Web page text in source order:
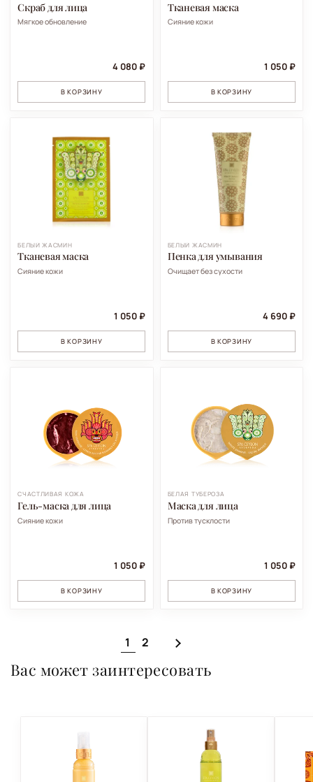
Скраб для лица
Мягкое обновление
4 080 ₽
В КОРЗИНУ
Тканевая маска
Сияние кожи
1 050 ₽
В КОРЗИНУ
БЕЛЫЙ ЖАСМИН
Тканевая маска
Сияние кожи
1 050 ₽
В КОРЗИНУ
БЕЛЫЙ ЖАСМИН
Пенка для умывания
Очищает без сухости
4 690 ₽
В КОРЗИНУ
СЧАСТЛИВАЯ КОЖА
Гель-маска для лица
Сияние кожи
1 050 ₽
В КОРЗИНУ
БЕЛАЯ ТУБЕРОЗА
Маска для лица
Против тусклости
1 050 ₽
В КОРЗИНУ
1 2
Вас может заинтересовать